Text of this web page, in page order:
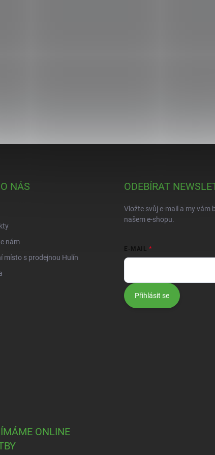
NÁS
nám
místo s prodejnou Hulín
ODEBÍRAT
Vložte svůj e-mail a my vám
našem e-shopu.
E-MAIL
Přihlásit se
ONLINE